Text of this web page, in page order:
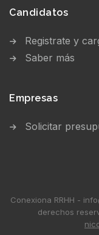
Candidatos
Registrate y
Saber más
Empresas
Solicitar
Conexiona RRHH -
derechos